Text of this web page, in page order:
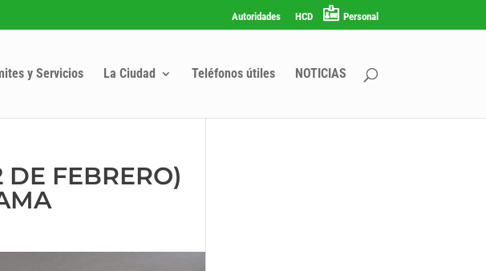
Autoridades HCD Personal
y Servicios La Ciudad Teléfonos útiles NOTICIAS
FEBRERO)